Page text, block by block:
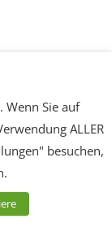
Wenn Sie auf
ALLER
besuchen,